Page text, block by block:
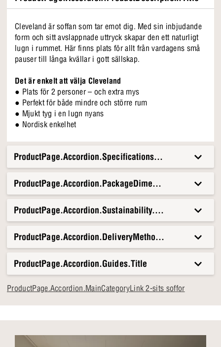
Cleveland är soffan som tar emot dig. Med sin inbjudande
form och sitt avslappnade uttryck skapar den ett naturligt
lugn i rummet. Här finns plats för allt från vardagens små
pauser till långa kvällar i gott sällskap.
Det är enkelt att välja Cleveland
● Plats för 2 personer – och extra mys
● Perfekt för både mindre och större rum
● Mjukt tyg i en lugn nyans
● Nordisk enkelhet
ProductPage.Accordion.Specifications.Title
ProductPage.Accordion.Sustainability.Title
ProductPage.Accordion.DeliveryMethods.Title
ProductPage.Accordion.Guides.Title
ProductPage.Accordion.MainCategoryLink 2-sits soffor